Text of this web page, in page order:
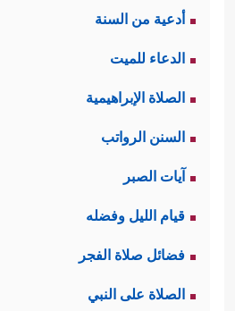
أدعية من السنة
الدعاء للميت
الصلاة الإبراهيمية
السنن الرواتب
آيات الصبر
قيام الليل وفضله
فضائل صلاة الفجر
الصلاة على النبي